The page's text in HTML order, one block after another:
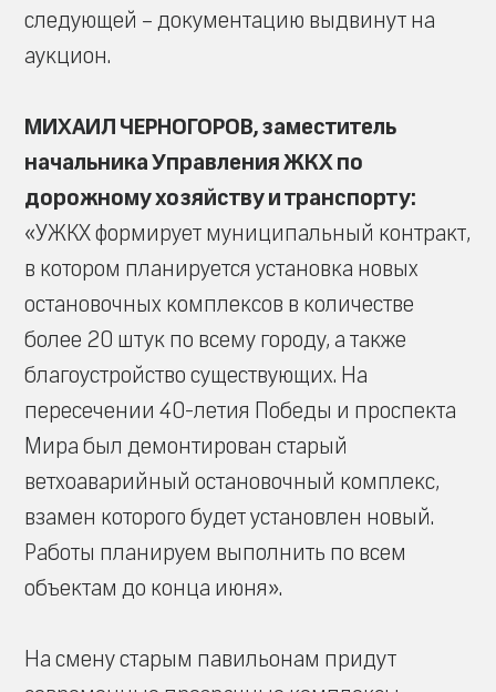
следующей – документацию выдвинут на
аукцион.
МИХАИЛ ЧЕРНОГОРОВ, заместитель
начальника Управления ЖКХ по
дорожному хозяйству и транспорту:
«УЖКХ формирует муниципальный контракт,
в котором планируется установка новых
остановочных комплексов в количестве
более 20 штук по всему городу, а также
благоустройство существующих. На
пересечении 40-летия Победы и проспекта
Мира был демонтирован старый
ветхоаварийный остановочный комплекс,
взамен которого будет установлен новый.
Работы планируем выполнить по всем
объектам до конца июня».
На смену старым павильонам придут